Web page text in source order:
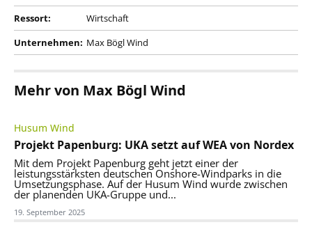
Ressort:
Wirtschaft
Unternehmen: Max Bögl Wind
Mehr von Max Bögl Wind
Husum Wind
Projekt Papenburg: UKA setzt auf WEA von Nordex
Mit dem Projekt Papenburg geht jetzt einer der
leistungsstärksten deutschen Onshore-Windparks in die
Umsetzungsphase. Auf der Husum Wind wurde zwischen
der planenden UKA-Gruppe und...
19. September 2025